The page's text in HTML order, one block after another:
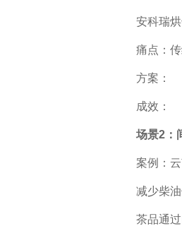
安科瑞
痛点：
方案：
成效：
场景2：
案例：
减少柴
茶品通